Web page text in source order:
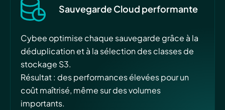
Sauvegarde Cloud performante
Cybee optimise chaque sauvegarde grâce à la
déduplication et à la sélection des classes de
stockage S3.
Résultat : des performances élevées pour un
coût maîtrisé, même sur des volumes
importants.